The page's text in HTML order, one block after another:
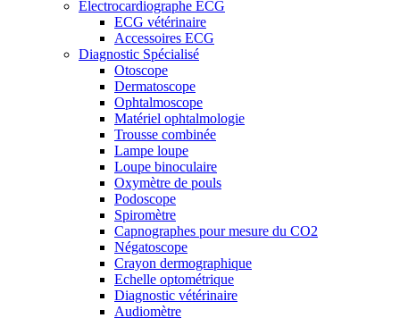
Electrocardiographe ECG
ECG vétérinaire
Accessoires ECG
Diagnostic Spécialisé
Otoscope
Dermatoscope
Ophtalmoscope
Matériel ophtalmologie
Trousse combinée
Lampe loupe
Loupe binoculaire
Oxymètre de pouls
Podoscope
Spiromètre
Capnographes pour mesure du CO2
Négatoscope
Crayon dermographique
Echelle optométrique
Diagnostic vétérinaire
Audiomètre